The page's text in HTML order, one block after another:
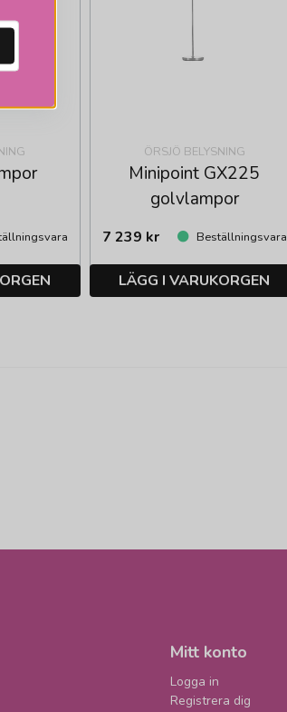
ÖRSJÖ BELYSNING
Minipoint GX225
golvlampor
7 239 kr Beställningsvara
LÄGG I VARUKORGEN
Mitt konto
Logga in
Registrera dig